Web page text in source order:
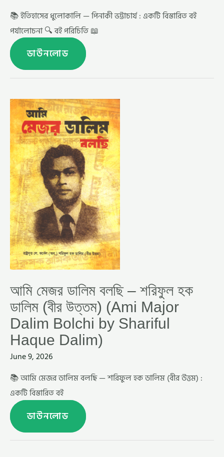
📚 ইতিহাসের ধুলোকালি — পিনাকী ভট্টাচার্য : একটি বিস্তারিত বই
পর্যালোচনা 🔍 বই পরিচিতি 📖
ডাউনলোড
আমি মেজর ডালিম বলছি – শরিফুল হক
ডালিম (বীর উত্তম) (Ami Major
Dalim Bolchi by Shariful
Haque Dalim)
June 9, 2026
📚 আমি মেজর ডালিম বলছি — শরিফুল হক ডালিম (বীর উত্তম) :
একটি বিস্তারিত বই
আমি
মেজর
ডালিম
বলছি
–
শরিফুল
হক
ডালিম
(বীর
উত্তম)
(AMI
MAJOR
DALIM
BOLCHI
BY
SHARIFUL
HAQUE
DALIM)
ডাউনলোড